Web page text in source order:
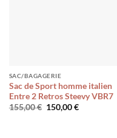
SAC/BAGAGERIE
Sac de Sport homme italien
Entre 2 Retros Steevy VBR7
155,00€ Le
prix
150,00€Le